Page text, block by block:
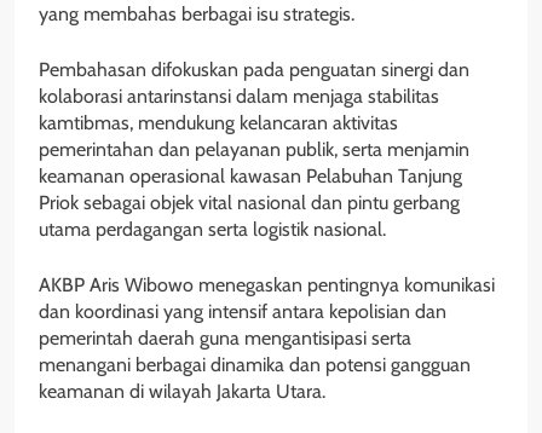
yang membahas berbagai isu strategis.
Pembahasan difokuskan pada penguatan sinergi dan
kolaborasi antarinstansi dalam menjaga stabilitas
kamtibmas, mendukung kelancaran aktivitas
pemerintahan dan pelayanan publik, serta menjamin
keamanan operasional kawasan Pelabuhan Tanjung
Priok sebagai objek vital nasional dan pintu gerbang
utama perdagangan serta logistik nasional.
AKBP Aris Wibowo menegaskan pentingnya komunikasi
dan koordinasi yang intensif antara kepolisian dan
pemerintah daerah guna mengantisipasi serta
menangani berbagai dinamika dan potensi gangguan
keamanan di wilayah Jakarta Utara.